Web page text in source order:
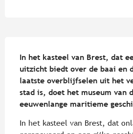
In het kasteel van Brest, dat
uitzicht biedt over de baai en
laatste overblijfselen uit het
stad is, doet het museum van
eeuwenlange maritieme
In het kasteel van Brest, dat